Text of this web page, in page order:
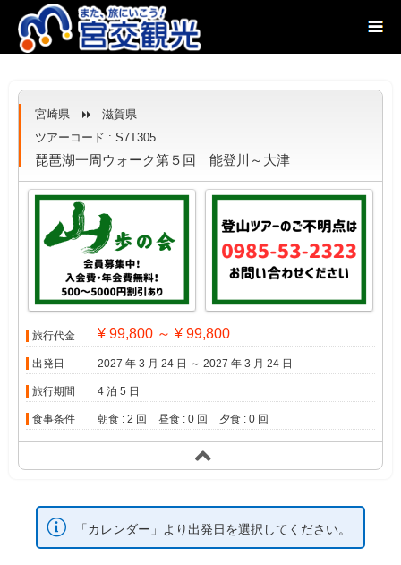
宮崎県
滋賀県
ツアーコード : S7T305
琵琶湖一周ウォーク第５回 能登川～大津
旅行代金 ¥ 99,800 ～ ¥ 99,800
出発日 2027 年 3 月 24 日 ～ 2027 年 3 月 24 日
旅行期間 4 泊 5 日
食事条件 朝食 : 2 回 昼食 : 0 回 夕食 : 0 回
「カレンダー」より出発日を選択してください。